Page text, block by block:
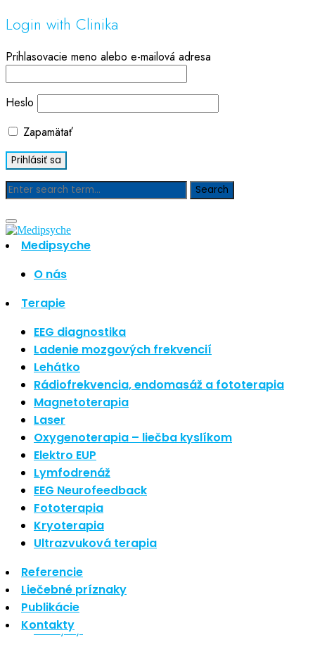
Login with Clinika
Prihlasovacie meno alebo e-mailová adresa
Heslo
Zapamätať
Medipsyche
O nás
Terapie
EEG diagnostika
Ladenie mozgových frekvencií
Lehátko
Rádiofrekvencia, endomasáž a fototerapia
Magnetoterapia
Laser
Oxygenoterapia – liečba kyslíkom
Elektro EUP
Lymfodrenáž
EEG Neurofeedback
Fototerapia
Kryoterapia
Ultrazvuková terapia
Referencie
Liečebné príznaky
Publikácie
Kontakty
Blog
Hľadať
Najnovšie články
Nové polarizované svetlo
So psoriázou netreba žiť
Rozšírenie služieb
Hudba a vývoj mozgu
Najnovšie komentáre
Žiadne komentáre na zobrazenie.
Archív
september 2021
apríl 2021
august 2020
Kategórie
Nezaradené
Skin Care
Zdravý štýl